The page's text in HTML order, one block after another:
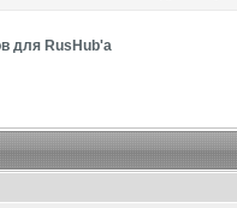
для RusHub'а